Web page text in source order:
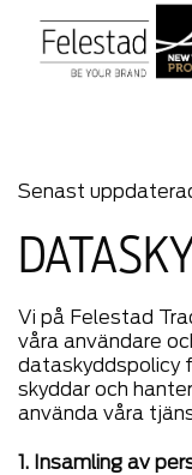
content
Senast
Vi på Felestad
våra användare
dataskyddspolicy
skyddar och
använda våra
1. Insamling av